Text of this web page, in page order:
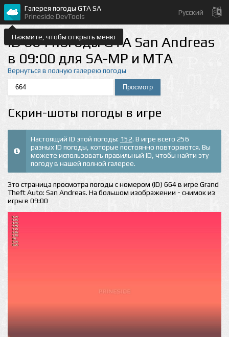
Нажмите, чтобы открыть меню
Галерея погоды GTA SA
Prineside DevTools
Русский
ID 664 погоды GTA San Andreas
в 09:00 для SA-MP и MTA
Вернуться в полную галерею погоды
Скрин-шоты погоды в игре
Настоящий ID этой погоды: 152. В игре всего 256
разных ID погоды, которые постоянно повторяются. Вы
можете использовать правильный ID, чтобы найти эту
погоду в нашей полной галерее.
Это страница просмотра погоды с номером (ID) 664 в игре Grand
Theft Auto: San Andreas. На большом изображении - снимок из
игры в 09:00